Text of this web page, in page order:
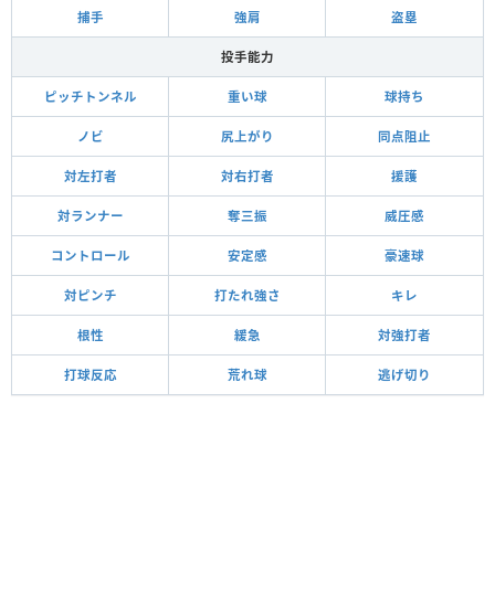
捕手 強肩 盗塁
投手能力
ピッチトンネル 重い球 球持ち
ノビ 尻上がり 同点阻止
対左打者 対右打者 援護
対ランナー 奪三振 威圧感
コントロール 安定感 豪速球
対ピンチ 打たれ強さ キレ
根性 緩急 対強打者
打球反応 荒れ球 逃げ切り